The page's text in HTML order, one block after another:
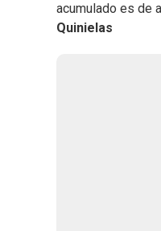
acumulado es de
Quinielas